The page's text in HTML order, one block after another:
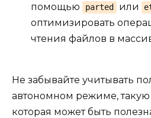
помощью
parted или
оптимизировать
чтения файлов в
Не забывайте учитывать
автономном режиме, такую
которая может быть